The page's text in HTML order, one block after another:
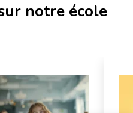
notre école